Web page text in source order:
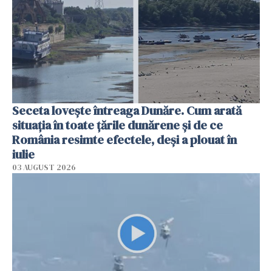
Seceta lovește întreaga Dunăre. Cum arată
situația în toate țările dunărene și de ce
România resimte efectele, deși a plouat în
iulie
03 AUGUST 2026